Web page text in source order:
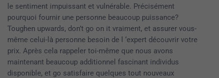
le sentiment impuissant et vulnérable. Précisément
pourquoi fournir une personne beaucoup puissance?
Toughen upwards, don’t go on it vraiment, et assurer vous-
même celui-là personne besoin de l ‘expert découvrir votre
prix. Après cela rappeler toi-même que nous avons
maintenant beaucoup additionnel fascinant individus
disponible, et go satisfaire quelques tout nouveaux